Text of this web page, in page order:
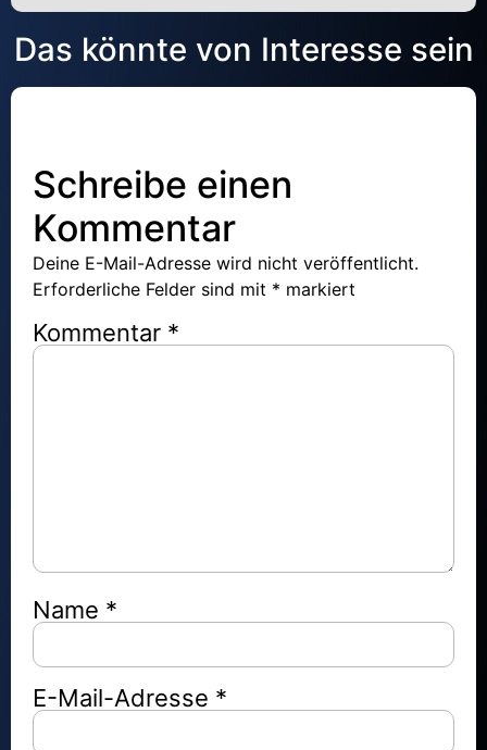
Alternative:
Das könnte von Interesse sein
Schreibe einen
Kommentar
Deine E-Mail-Adresse wird nicht veröffentlicht.
Erforderliche Felder sind mit * markiert
Kommentar *
Name *
E-Mail-Adresse *